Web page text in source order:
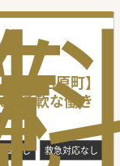
＠西原町】
/柔軟な働き
直なし 救急対応なし